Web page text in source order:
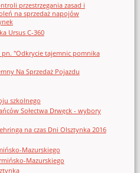
przestrzegania zasad i
na sprzedaż napojów
Ursus C-360
pn. "Odkrycie tajemnic pomnika
Na Sprzedaż Pojazdu
szkolnego
Sołectwa Drwęck - wybory
na czas Dni Olsztynka 2016
Mazurskiego
Mazurskiego